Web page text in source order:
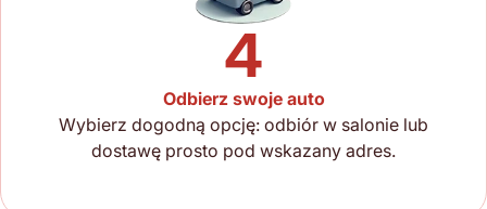
4
Odbierz swoje auto
Wybierz dogodną opcję: odbiór w salonie lub
dostawę prosto pod wskazany adres.